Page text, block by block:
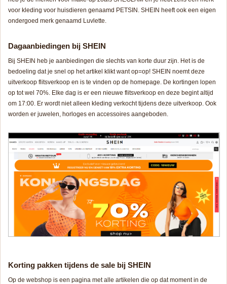
voor kleding voor huisdieren genaamd PETSIN. SHEIN heeft ook een eigen
ondergoed merk genaamd Luvlette.
Dagaanbiedingen bij SHEIN
Bij SHEIN heb je aanbiedingen die slechts van korte duur zijn. Het is de
bedoeling dat je snel op het artikel klikt want op=op! SHEIN noemt deze
uitverkoop flitsverkoop en is te vinden op de homepage. De kortingen lopen
op tot wel 70%. Elke dag is er een nieuwe flitsverkoop en deze begint altijd
om 17:00. Er wordt niet alleen kleding verkocht tijdens deze uitverkoop. Ook
worden er juwelen, horloges en accessoires aangeboden.
Korting pakken tijdens de sale bij SHEIN
Op de webshop is een pagina met alle artikelen die op dat moment in de